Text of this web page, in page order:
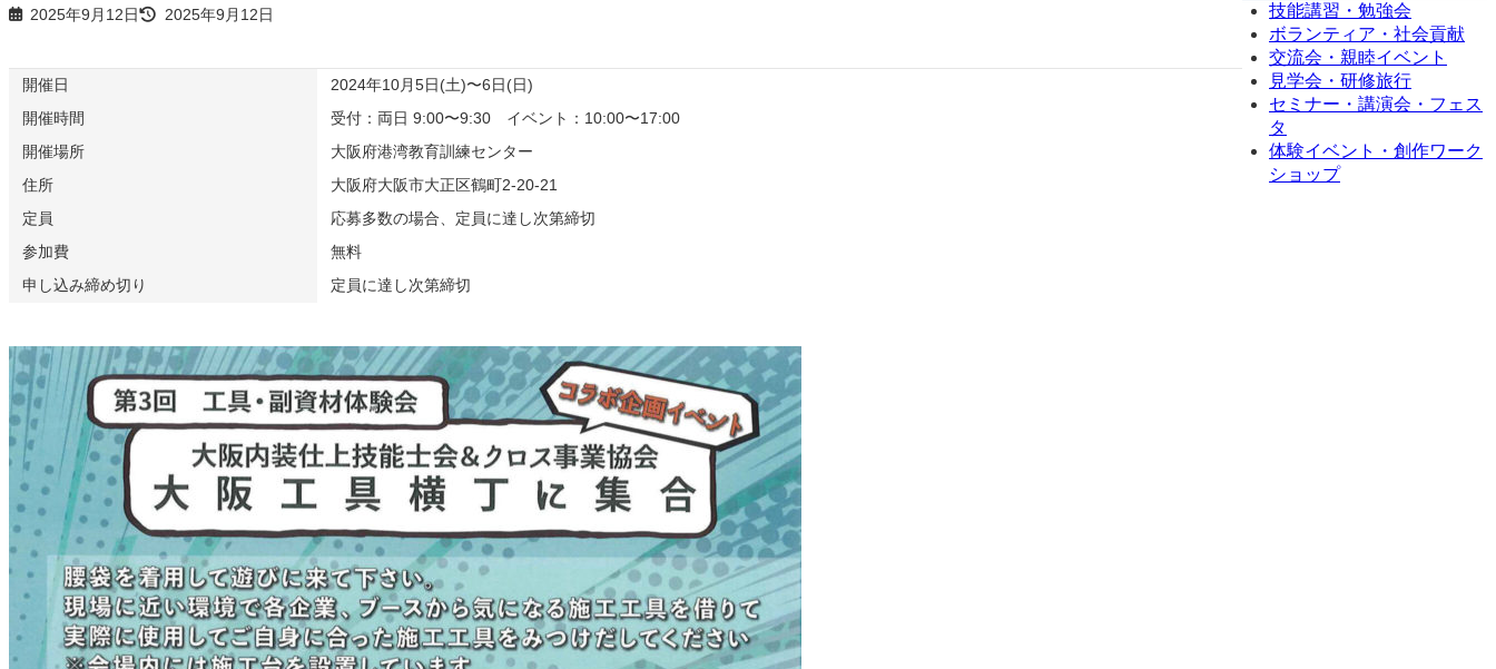
2025年9月12日 2025年9月12日
開催日
2024年10月5日(土)〜6日(日)
開催時間
受付：両日 9:00〜9:30 イベント：10:00〜17:00
開催場所
大阪府港湾教育訓練センター
住所
大阪府大阪市大正区鶴町2-20-21
定員
応募多数の場合、定員に達し次第締切
参加費
無料
申し込み締め切り
定員に達し次第締切
技能講習・勉強会
ボランティア・社会貢献
交流会・親睦イベント
見学会・研修旅行
セミナー・講演会・フェス
タ
体験イベント・創作ワーク
ショップ